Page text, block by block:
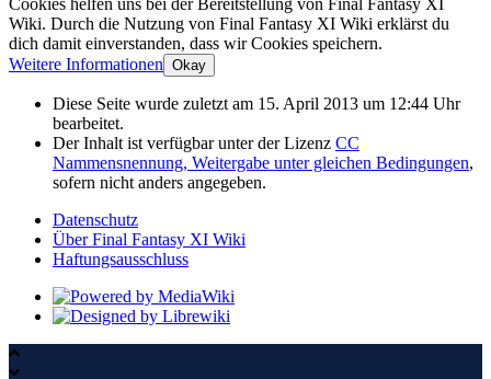
Cookies helfen uns bei der Bereitstellung von Final Fantasy XI
Wiki. Durch die Nutzung von Final Fantasy XI Wiki erklärst du
dich damit einverstanden, dass wir Cookies speichern.
Weitere Informationen Okay
Diese Seite wurde zuletzt am 15. April 2013 um 12:44 Uhr
bearbeitet.
Der Inhalt ist verfügbar unter der Lizenz CC
Nammensnennung, Weitergabe unter gleichen Bedingungen,
sofern nicht anders angegeben.
Datenschutz
Über Final Fantasy XI Wiki
Haftungsausschluss